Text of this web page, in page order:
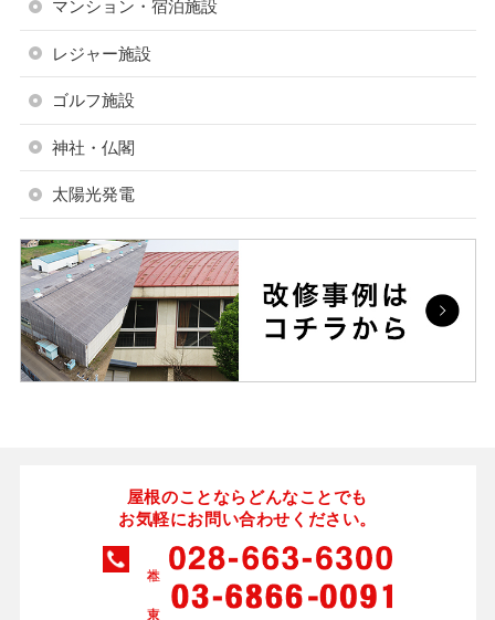
マンション・宿泊施設
レジャー施設
ゴルフ施設
神社・仏閣
太陽光発電
屋根のことならどんなことでも
お気軽にお問い合わせください。